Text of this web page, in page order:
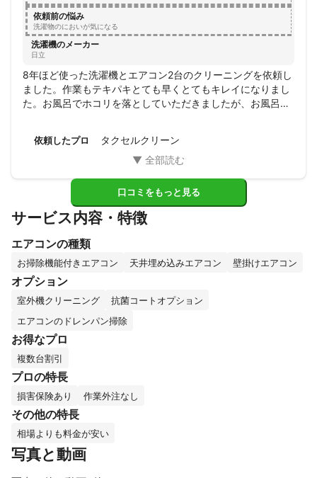
依頼前の悩み
洗濯物のにおいが気になる
洗濯機のメーカー
日立
8年ほど使った洗濯機とエアコン2台のクリーニングを依頼し
ました。作業もテキパキとても早くとてもキレイになりまし
た。お風呂でホコリを落としていただきましたが、お風呂の
依頼したプロ タクセルクリーン
口コミをもっと見る
サービス内容・特徴
エアコンの種類
お掃除機能付きエアコン 天井埋め込みエアコン 壁掛けエアコン
オプション
室外機クリーニング
抗菌コートオプション
エアコンのドレンパン掃除
お得なプロ
複数台割引
プロの特長
損害保険あり 作業外注なし
その他の特長
相場よりも料金が安い
写真と動画